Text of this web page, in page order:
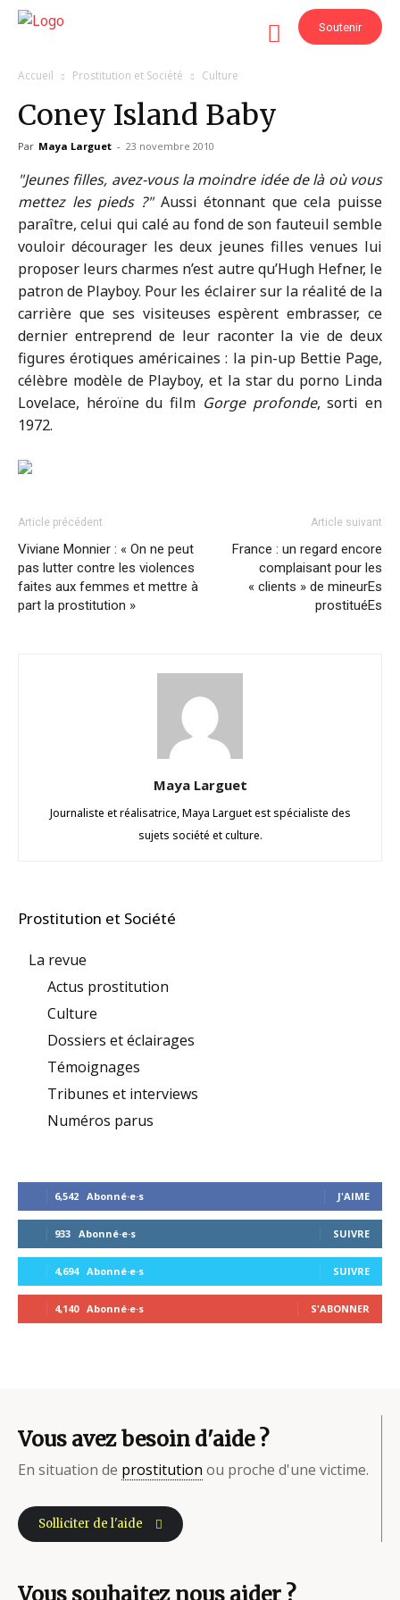
Soutenir
Accueil Prostitution et Société Culture
Coney Island Baby
Par Maya Larguet - 23 novembre 2010
Jeunes filles, avez-vous la moindre idée de là où vous
mettez les pieds ? Aussi étonnant que cela puisse
paraître, celui qui calé au fond de son fauteuil semble
vouloir décourager les deux jeunes filles venues lui
proposer leurs charmes n’est autre qu’Hugh Hefner, le
patron de Playboy. Pour les éclairer sur la réalité de la
carrière que ses visiteuses espèrent embrasser, ce
dernier entreprend de leur raconter la vie de deux
figures érotiques américaines : la pin-up Bettie Page,
célèbre modèle de Playboy, et la star du porno Linda
Lovelace, héroïne du film Gorge profonde, sorti en
1972.
Article précédent
Viviane Monnier : « On ne peut
pas lutter contre les violences
faites aux femmes et mettre à
part la prostitution »
Article suivant
France : un regard encore
complaisant pour les
« clients » de mineurEs
prostituéEs
Maya Larguet
Journaliste et réalisatrice, Maya Larguet est spécialiste des
sujets société et culture.
Prostitution et Société
La revue
Actus prostitution
Culture
Dossiers et éclairages
Témoignages
Tribunes et interviews
Numéros parus
6,542 Abonné·e·s J'AIME
933 Abonné·e·s SUIVRE
4,694 Abonné·e·s SUIVRE
4,140 Abonné·e·s S'ABONNER
Vous avez besoin d'aide ?
En situation de prostitution ou proche d'une victime.
Solliciter de l'aide
Vous souhaitez nous aider ?